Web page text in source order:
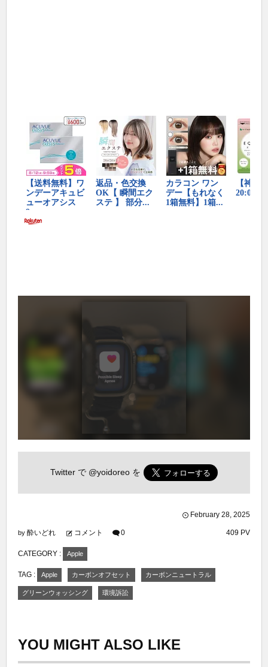
Twitter で @yoidoreo を
February 28, 2025
by 酔いどれ コメント 0 409 PV
CATEGORY : Apple
TAG : Apple カーボンオフセット カーボンニュートラル
グリーンウォッシング 環境訴訟
YOU MIGHT ALSO LIKE